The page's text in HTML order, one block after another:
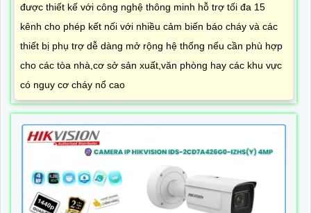
được thiết kế với công nghệ thông minh hỗ trợ tối đa 15
kênh cho phép kết nối với nhiều cảm biến báo cháy và các
thiết bị phụ trợ dễ dàng mở rộng hệ thống nếu cần phù hợp
cho các tòa nhà,cơ sở sản xuất,văn phòng hay các khu vực
có nguy cơ cháy nổ cao